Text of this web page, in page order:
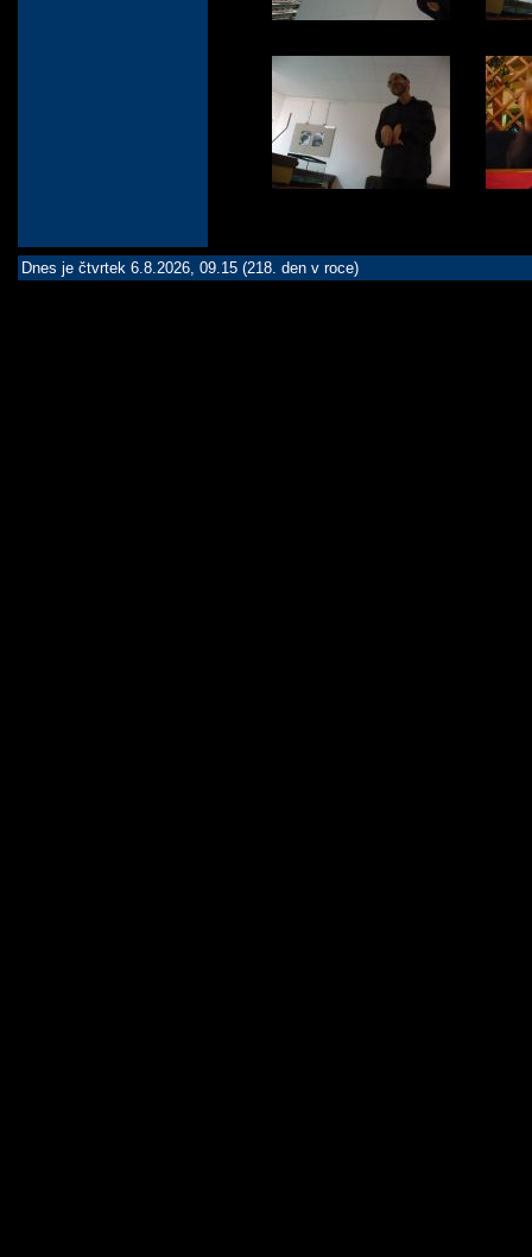
Dnes je čtvrtek 6.8.2026, 09.15 (218. den v roce)